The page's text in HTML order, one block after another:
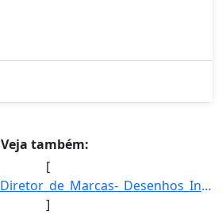
Veja também:
[
6: Titulo_da_Agenda-Diretor_de_Marcas-_Desenhos_Industriais_e_Indicacoes_Geograficas-Descricao_da_Agend]
]